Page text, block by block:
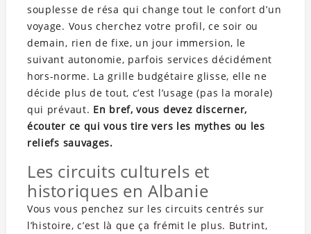
souplesse de résa qui change tout le confort d’un
voyage. Vous cherchez votre profil, ce soir ou
demain, rien de fixe, un jour immersion, le
suivant autonomie, parfois services décidément
hors-norme. La grille budgétaire glisse, elle ne
décide plus de tout, c’est l’usage (pas la morale)
qui prévaut. En bref, vous devez discerner,
écouter ce qui vous tire vers les mythes ou les
reliefs sauvages.
Les circuits culturels et
historiques en Albanie
Vous vous penchez sur les circuits centrés sur
l’histoire, c’est là que ça frémit le plus. Butrint,